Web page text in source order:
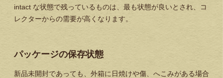
intact な状態で残っているものは、最も状態が良いとされ、コ
レクターからの需要が高くなります。
パッケージの保存状態
新品未開封であっても、外箱に日焼けや傷、へこみがある場合